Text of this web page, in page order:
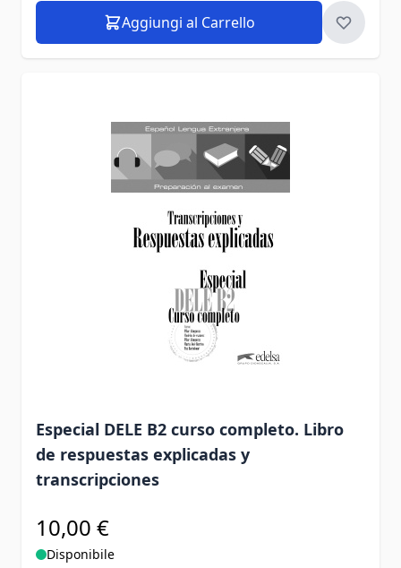
Aggiungi al Carrello
Especial DELE B2 curso completo. Libro
de respuestas explicadas y
transcripciones
10,00 €
Disponibile